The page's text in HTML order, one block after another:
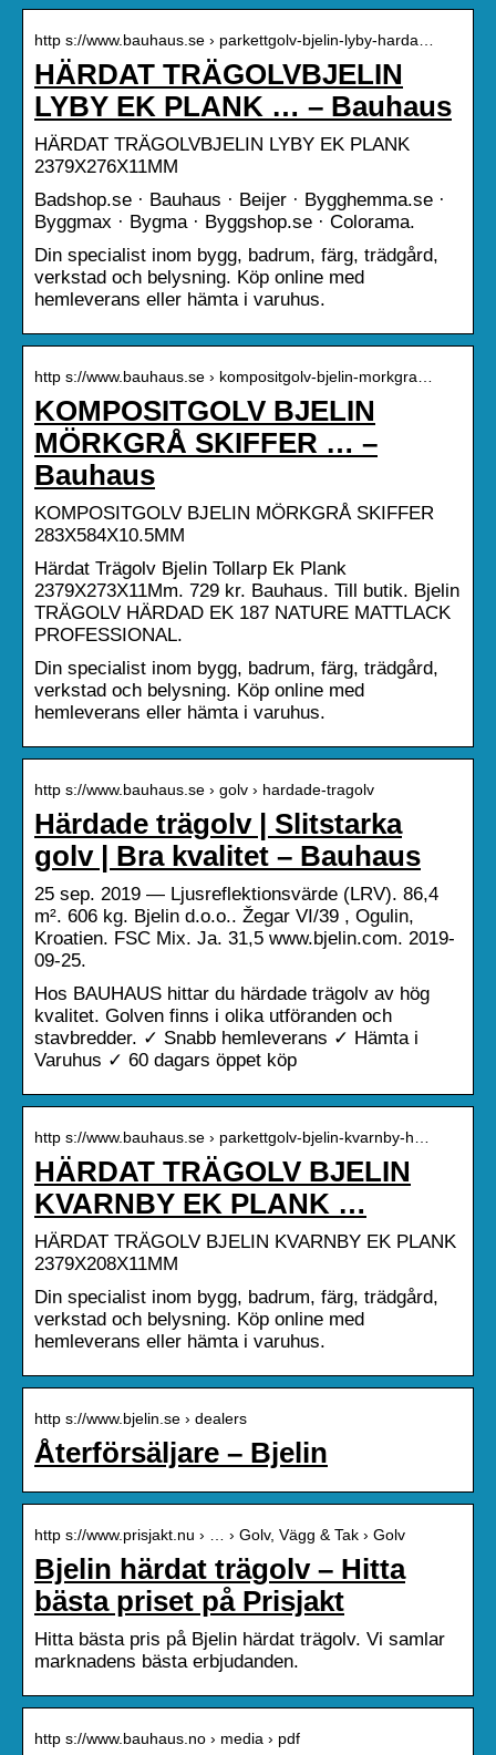
http s://www.bauhaus.se › parkettgolv-bjelin-lyby-harda…
HÄRDAT TRÄGOLVBJELIN
LYBY EK PLANK … – Bauhaus
HÄRDAT TRÄGOLVBJELIN LYBY EK PLANK
2379X276X11MM
Badshop.se · Bauhaus · Beijer · Bygghemma.se ·
Byggmax · Bygma · Byggshop.se · Colorama.
Din specialist inom bygg, badrum, färg, trädgård,
verkstad och belysning. Köp online med
hemleverans eller hämta i varuhus.
http s://www.bauhaus.se › kompositgolv-bjelin-morkgra…
KOMPOSITGOLV BJELIN
MÖRKGRÅ SKIFFER … –
Bauhaus
KOMPOSITGOLV BJELIN MÖRKGRÅ SKIFFER
283X584X10.5MM
Härdat Trägolv Bjelin Tollarp Ek Plank
2379X273X11Mm. 729 kr. Bauhaus. Till butik. Bjelin
TRÄGOLV HÄRDAD EK 187 NATURE MATTLACK
PROFESSIONAL.
Din specialist inom bygg, badrum, färg, trädgård,
verkstad och belysning. Köp online med
hemleverans eller hämta i varuhus.
http s://www.bauhaus.se › golv › hardade-tragolv
Härdade trägolv | Slitstarka
golv | Bra kvalitet – Bauhaus
25 sep. 2019 — Ljusreflektionsvärde (LRV). 86,4
m². 606 kg. Bjelin d.o.o.. Žegar VI/39 , Ogulin,
Kroatien. FSC Mix. Ja. 31,5 www.bjelin.com. 2019-
09-25.
Hos BAUHAUS hittar du härdade trägolv av hög
kvalitet. Golven finns i olika utföranden och
stavbredder. ✓ Snabb hemleverans ✓ Hämta i
Varuhus ✓ 60 dagars öppet köp
http s://www.bauhaus.se › parkettgolv-bjelin-kvarnby-h…
HÄRDAT TRÄGOLV BJELIN
KVARNBY EK PLANK …
HÄRDAT TRÄGOLV BJELIN KVARNBY EK PLANK
2379X208X11MM
Din specialist inom bygg, badrum, färg, trädgård,
verkstad och belysning. Köp online med
hemleverans eller hämta i varuhus.
http s://www.bjelin.se › dealers
Återförsäljare – Bjelin
http s://www.prisjakt.nu › … › Golv, Vägg & Tak › Golv
Bjelin härdat trägolv – Hitta
bästa priset på Prisjakt
Hitta bästa pris på Bjelin härdat trägolv. Vi samlar
marknadens bästa erbjudanden.
http s://www.bauhaus.no › media › pdf